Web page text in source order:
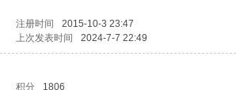
注册时间 2015-10-3 23:47
上次发表时间 2024-7-7 22:49
积分 1806